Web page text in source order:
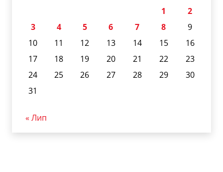
1
2
3
4 5 6 7 8
9
10
11 12 13 14 15
16
17
18 19 20 21 22
23
24
25 26 27 28 29
30
31
« Лип